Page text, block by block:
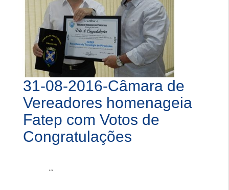
31-08-2016-Câmara de
Vereadores homenageia
Fatep com Votos de
Congratulações
...